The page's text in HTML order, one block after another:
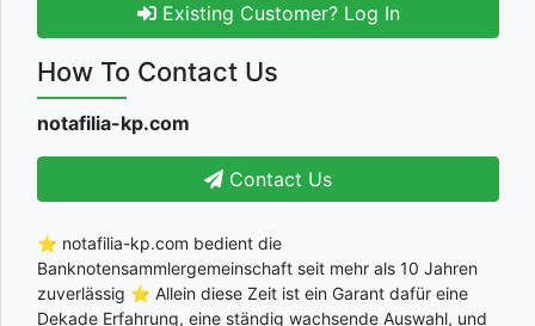
Existing Customer? Log In
How To Contact Us
notafilia-kp.com
Contact Us
⭐ notafilia-kp.com bedient die
Banknotensammlergemeinschaft seit mehr als 10 Jahren
zuverlässig ⭐ Allein diese Zeit ist ein Garant dafür eine
Dekade Erfahrung, eine ständig wachsende Auswahl, und